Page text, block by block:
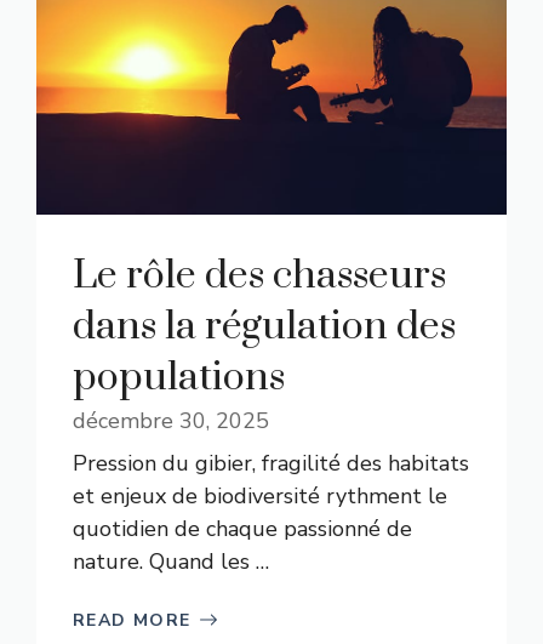
Le rôle des chasseurs
dans la régulation des
populations
décembre 30, 2025
Pression du gibier, fragilité des habitats
et enjeux de biodiversité rythment le
quotidien de chaque passionné de
nature. Quand les …
READ MORE